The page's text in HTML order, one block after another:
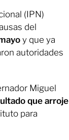
(IPN)
del
y que ya
autoridades
Miguel
que arroje
para